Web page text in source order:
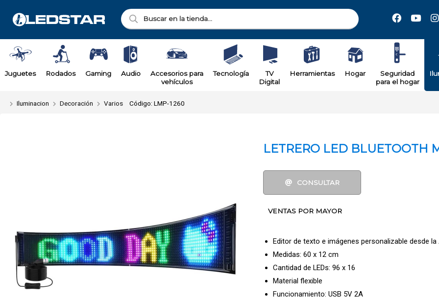
Enviar a email
Juguetes Rodados Gaming Audio
Accesorios para
vehículos
Tecnología
TV
Digital
Herramientas Hogar
Seguridad
para el hogar
Iluminacion Decoración Varios Código: LMP-1260
LETRERO LED BLUETOOTH
CONSULTAR
VENTAS POR MAYOR
Editor de texto e imágenes personalizable desde la
Medidas: 60 x 12 cm
Cantidad de LEDs: 96 x 16
Material flexible
Funcionamiento: USB 5V 2A